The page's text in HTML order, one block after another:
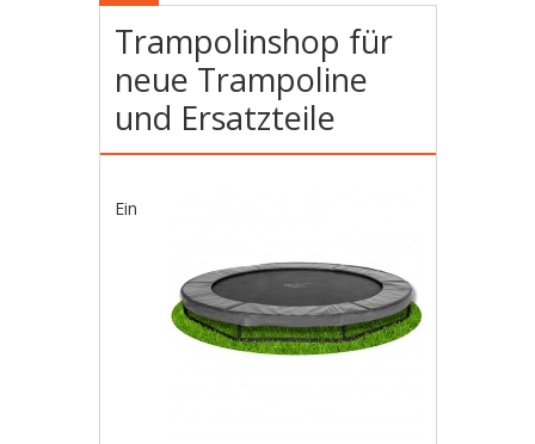
Trampolinshop für
neue Trampoline
und Ersatzteile
Ein